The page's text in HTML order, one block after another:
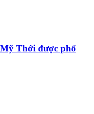
Thới được phổ